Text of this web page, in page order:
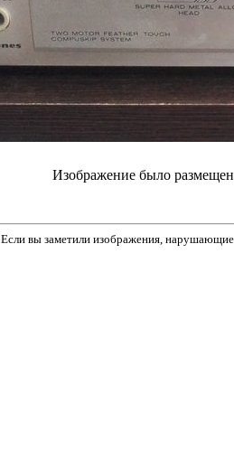
Изображение было
Если вы заметили изображения,